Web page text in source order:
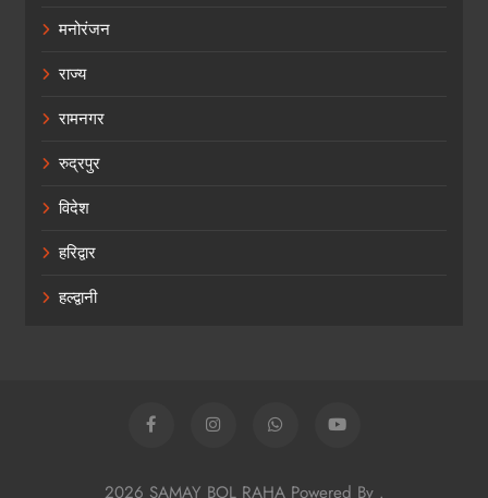
मनोरंजन
राज्य
रामनगर
रुद्रपुर
विदेश
हरिद्वार
हल्द्वानी
2026 SAMAY BOL RAHA Powered By .